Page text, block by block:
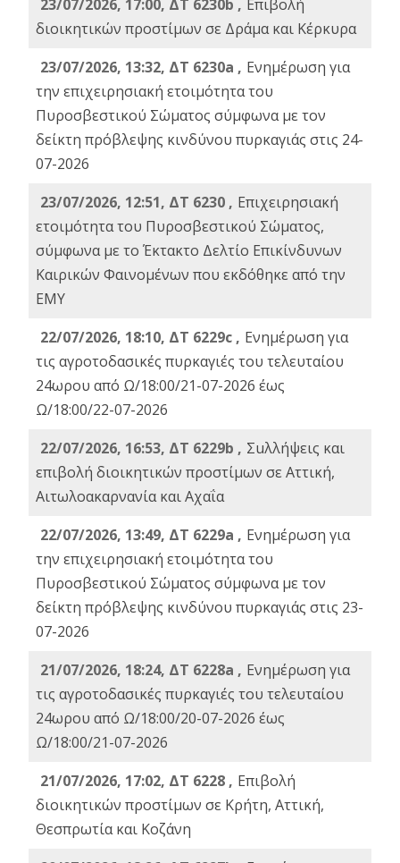
23/07/2026, 17:00, ΔΤ 6230b , Επιβολή
διοικητικών προστίμων σε Δράμα και Κέρκυρα
23/07/2026, 13:32, ΔΤ 6230a , Ενημέρωση για
την επιχειρησιακή ετοιμότητα του
Πυροσβεστικού Σώματος σύμφωνα με τον
δείκτη πρόβλεψης κινδύνου πυρκαγιάς στις 24-
07-2026
23/07/2026, 12:51, ΔΤ 6230 , Επιχειρησιακή
ετοιμότητα του Πυροσβεστικού Σώματος,
σύμφωνα με το Έκτακτο Δελτίο Επικίνδυνων
Καιρικών Φαινομένων που εκδόθηκε από την
ΕΜΥ
22/07/2026, 18:10, ΔΤ 6229c , Ενημέρωση για
τις αγροτοδασικές πυρκαγιές του τελευταίου
24ωρου από Ω/18:00/21-07-2026 έως
Ω/18:00/22-07-2026
22/07/2026, 16:53, ΔΤ 6229b , Σuλλήψεις και
επιβολή διοικητικών προστίμων σε Αττική,
Αιτωλοακαρνανία και Αχαΐα
22/07/2026, 13:49, ΔΤ 6229a , Ενημέρωση για
την επιχειρησιακή ετοιμότητα του
Πυροσβεστικού Σώματος σύμφωνα με τον
δείκτη πρόβλεψης κινδύνου πυρκαγιάς στις 23-
07-2026
21/07/2026, 18:24, ΔΤ 6228a , Ενημέρωση για
τις αγροτοδασικές πυρκαγιές του τελευταίου
24ωρου από Ω/18:00/20-07-2026 έως
Ω/18:00/21-07-2026
21/07/2026, 17:02, ΔΤ 6228 , Επιβολή
διοικητικών προστίμων σε Κρήτη, Αττική,
Θεσπρωτία και Κοζάνη